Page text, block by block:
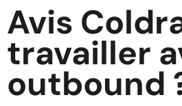
Avis
travailler
outbound